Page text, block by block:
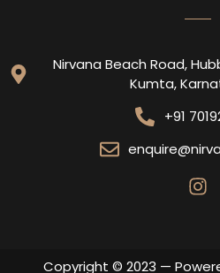
Nirvana Beach Road,
Kumta,
+91
Copyright © 2023 —